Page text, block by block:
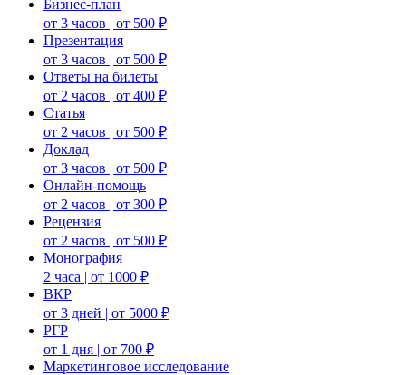
Бизнес-план
от 3 часов | от 500 ₽
Презентация
от 3 часов | от 500 ₽
Ответы на билеты
от 2 часов | от 400 ₽
Статья
от 2 часов | от 500 ₽
Доклад
от 3 часов | от 500 ₽
Онлайн-помощь
от 2 часов | от 300 ₽
Рецензия
от 2 часов | от 500 ₽
Монография
2 часа | от 1000 ₽
ВКР
от 3 дней | от 5000 ₽
РГР
от 1 дня | от 700 ₽
Маркетинговое исследование